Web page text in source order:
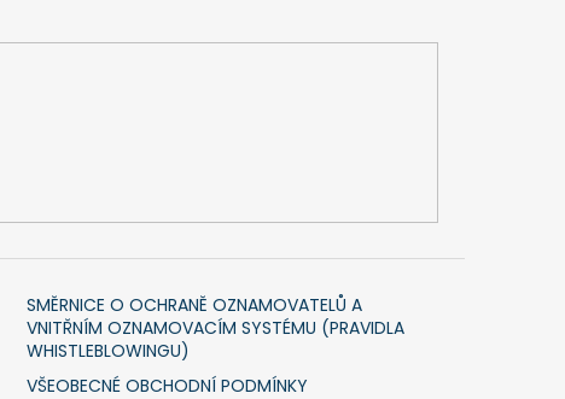
SMĚRNICE O OCHRANĚ OZNAMOVATELŮ A
VNITŘNÍM OZNAMOVACÍM SYSTÉMU (PRAVIDLA
WHISTLEBLOWINGU)
VŠEOBECNÉ OBCHODNÍ PODMÍNKY